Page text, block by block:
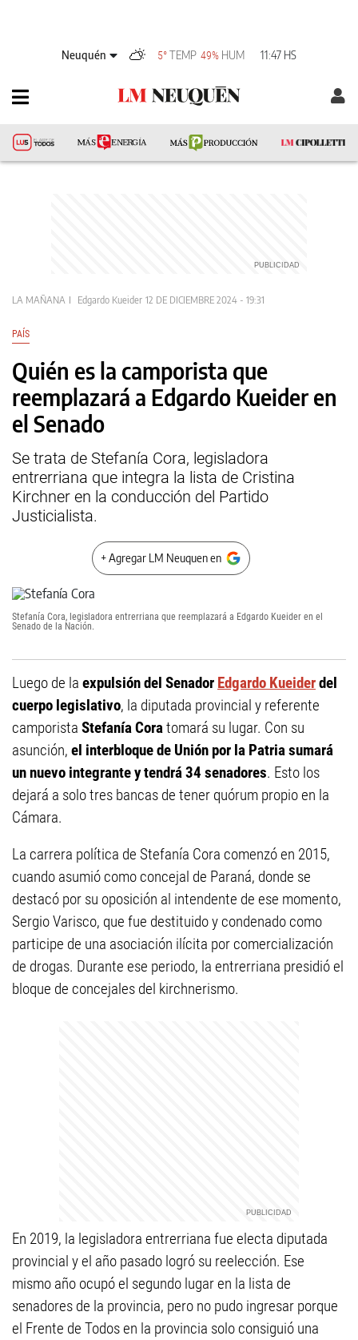
Neuquén 5°TEMP 49% HUM 11:47 HS
LA MAÑANA Edgardo Kueider 12 DE DICIEMBRE 2024 - 19:31
PAÍS
Quién es la camporista que
reemplazará a Edgardo Kueider en
el Senado
Se trata de Stefanía Cora, legisladora
entrerriana que integra la lista de Cristina
Kirchner en la conducción del Partido
Justicialista.
+ Agregar LM Neuquen en
Stefanía Cora, legisladora entrerriana que reemplazará a Edgardo Kueider en el
Senado de la Nación.
Luego de la expulsión del Senador Edgardo Kueiderdel
cuerpo legislativo, la diputada provincial y referente
camporista Stefanía Coratomará su lugar. Con su
asunción, el interbloque de Unión por la Patria sumará
un nuevo integrante y tendrá 34 senadores. Esto los
dejará a solo tres bancas de tener quórum propio en la
Cámara.
La carrera política de Stefanía Cora comenzó en 2015,
cuando asumió como concejal de Paraná, donde se
destacó por su oposición al intendente de ese momento,
Sergio Varisco, que fue destituido y condenado como
participe de una asociación ilícita por comercialización
de drogas. Durante ese periodo, la entrerriana presidió el
bloque de concejales del kirchnerismo.
En 2019, la legisladora entrerriana fue electa diputada
provincial y el año pasado logró su reelección. Ese
mismo año ocupó el segundo lugar en la lista de
senadores de la provincia, pero no pudo ingresar porque
el Frente de Todos en la provincia solo consiguió una